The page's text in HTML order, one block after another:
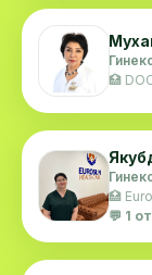
🏥
🏥
💬 1